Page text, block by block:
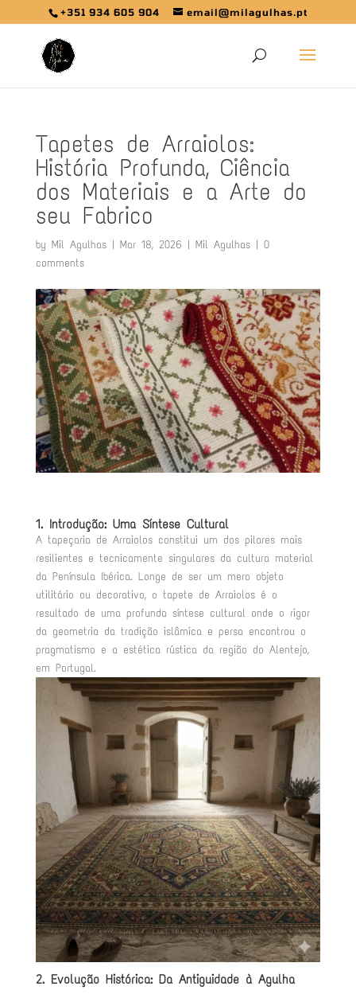
+351 934 605 904 email@milagulhas.pt
Tapetes de Arraiolos:
História Profunda, Ciência
dos Materiais e a Arte do
seu Fabrico
by Mil Agulhas| Mar 18, 2026 | Mil Agulhas| 0
comments
1. Introdução: Uma Síntese Cultural
A tapeçaria de Arraiolos constitui um dos pilares mais
resilientes e tecnicamente singulares da cultura material
da Península Ibérica. Longe de ser um mero objeto
utilitário ou decorativo, o tapete de Arraiolos é o
resultado de uma profunda síntese cultural onde o rigor
da geometria da tradição islâmica e persa encontrou o
pragmatismo e a estética rústica da região do Alentejo,
em Portugal.
2. Evolução Histórica: Da Antiguidade à Agulha